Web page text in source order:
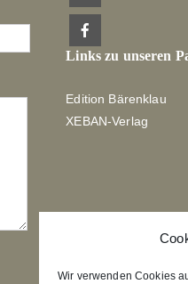
Wir verwenden Cookies
Links zu unseren
Edition Bärenklau
XEBAN-Verlag